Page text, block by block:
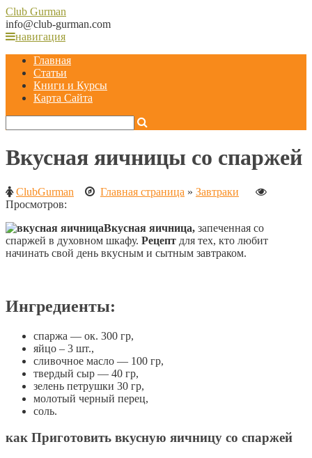
Club Gurman
info@club-gurman.com
навигация
Главная
Статьи
Книги и Курсы
Карта Сайта
Вкусная яичницы со спаржей
ClubGurman Главная страница » Завтраки
Просмотров:
Вкусная яичница, запеченная со
спаржей в духовном шкафу. Рецепт для тех, кто любит
начинать свой день вкусным и сытным завтраком.
Ингредиенты:
спаржа — ок. 300 гр,
яйцо – 3 шт.,
сливочное масло — 100 гр,
твердый сыр — 40 гр,
зелень петрушки 30 гр,
молотый черный перец,
соль.
как Приготовить вкусную яичницу со спаржей